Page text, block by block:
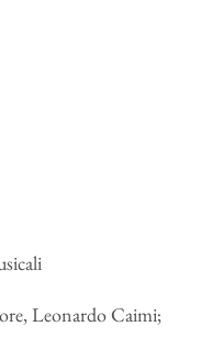
Leonardo Caimi;